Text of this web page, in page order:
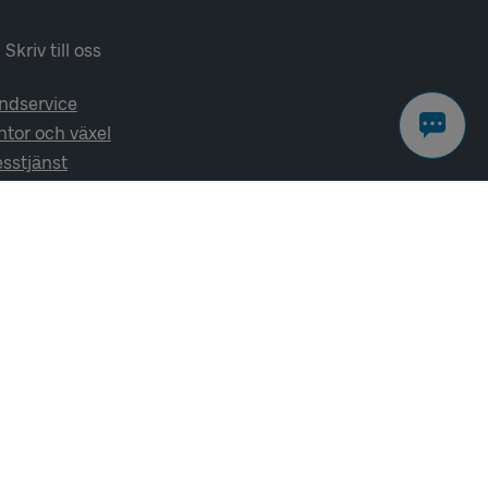
Skriv till oss
och växel